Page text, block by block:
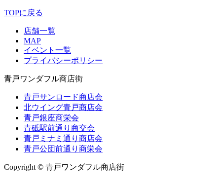
TOPに戻る
店舗一覧
MAP
イベント一覧
プライバシーポリシー
青戸ワンダフル商店街
青戸サンロード商店会
北ウイング青戸商店会
青戸銀座商栄会
青砥駅前通り商交会
青戸ミナミ通り商店会
青戸公団前通り商栄会
Copyright © 青戸ワンダフル商店街